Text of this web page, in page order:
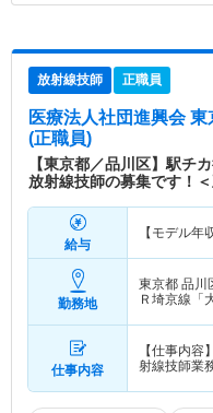
放射線技師 正職員
医療法人社団進興会
(正職員)
【東京都／品川区】駅チ
放射線技師の募集です！
給与
【モデル年
勤務地
東京都 品川
Ｒ埼京線「
仕事内容
【仕事内
射線技師業